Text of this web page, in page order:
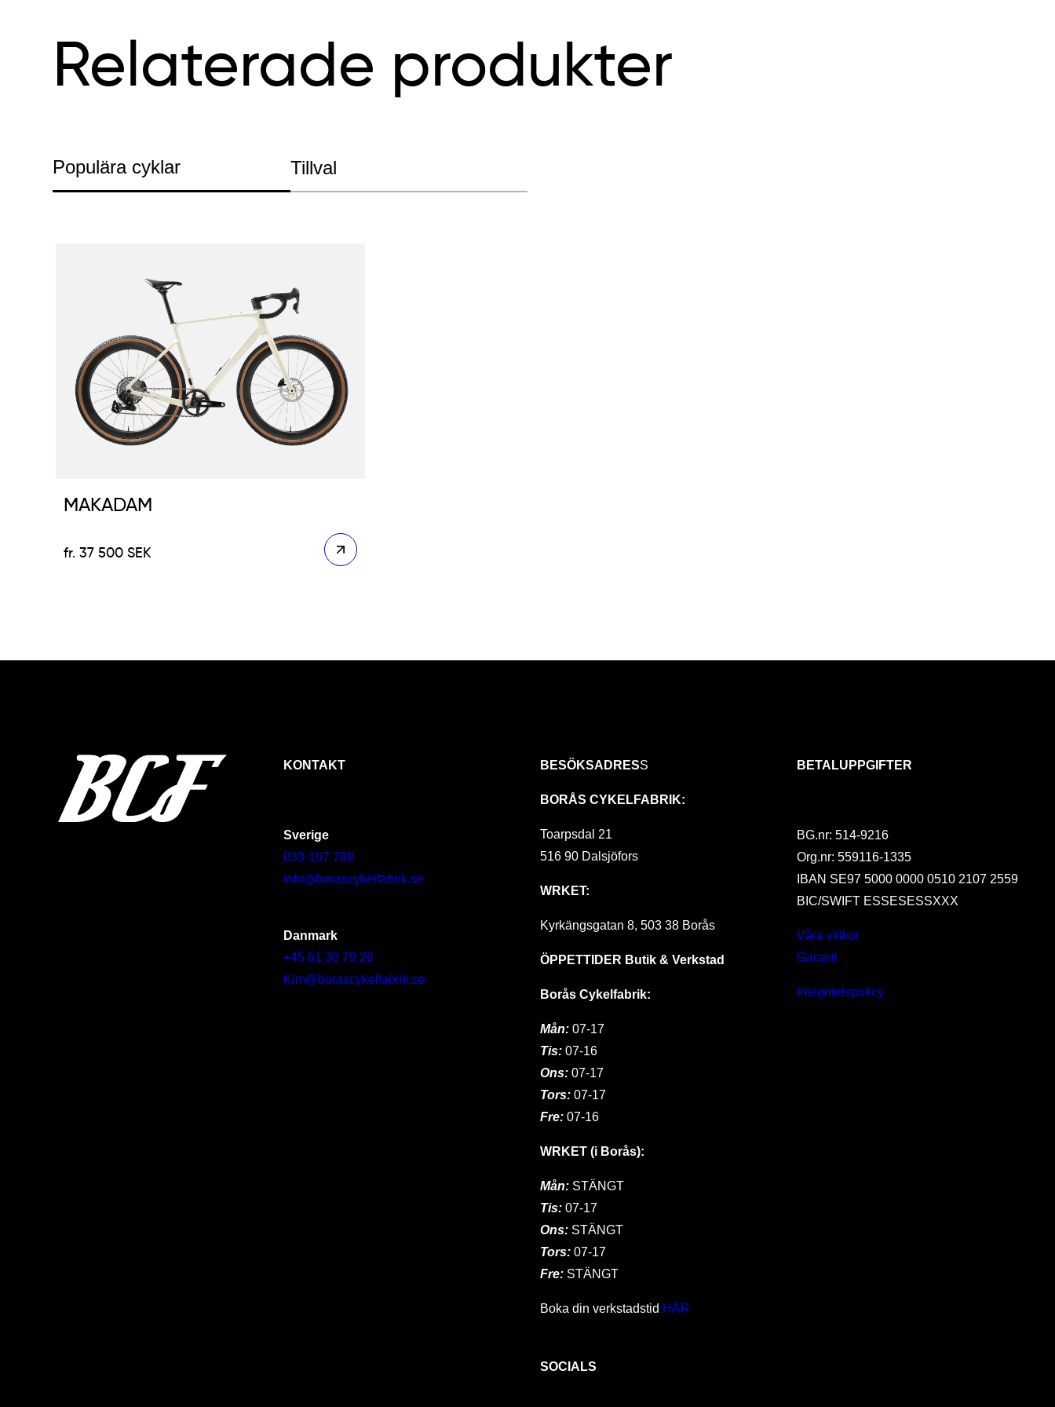
Relaterade produkter
Populära cyklar Tillval
MAKADAM
37 500SEK
KONTAKT
Sverige
033-107 788
info@borascykelfabrik.se
Danmark
+45 61 30 79 26
Kim@borascykelfabrik.se
BESÖKSADRESS
BORÅS CYKELFABRIK:
Toarpsdal 21
516 90 Dalsjöfors
WRKET:
Kyrkängsgatan 8, 503 38 Borås
ÖPPETTIDER Butik & Verkstad
Borås Cykelfabrik:
Mån: 07-17
Tis: 07-16
Ons:07-17
Tors: 07-17
Fre: 07-16
WRKET (i Borås):
Mån: STÄNGT
Tis: 07-17
Ons:STÄNGT
Tors: 07-17
Fre: STÄNGT
Boka din verkstadstid HÄR
SOCIALS
BETALUPPGIFTER
BG.nr: 514-9216
Org.nr: 559116-1335
IBAN SE97 5000 0000 0510 2107 2559
BIC/SWIFT ESSESESSXXX
Våra villkor
Garanti
Integritetspolicy